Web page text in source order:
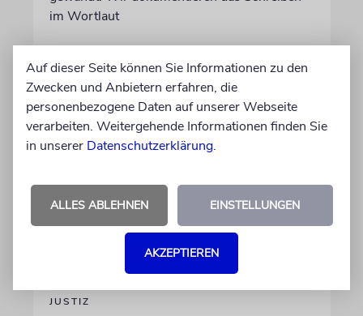
im Wortlaut
von Felix Schotland
07.08.2026
JUSTIZ
Auf dieser Seite können Sie Informationen zu den
Zwecken und Anbietern erfahren, die
personenbezogene Daten auf unserer Webseite
verarbeiten. Weitergehende Informationen finden Sie
in unserer Datenschutzerklärung.
ALLES ABLEHNEN EINSTELLUNGEN
AKZEPTIEREN